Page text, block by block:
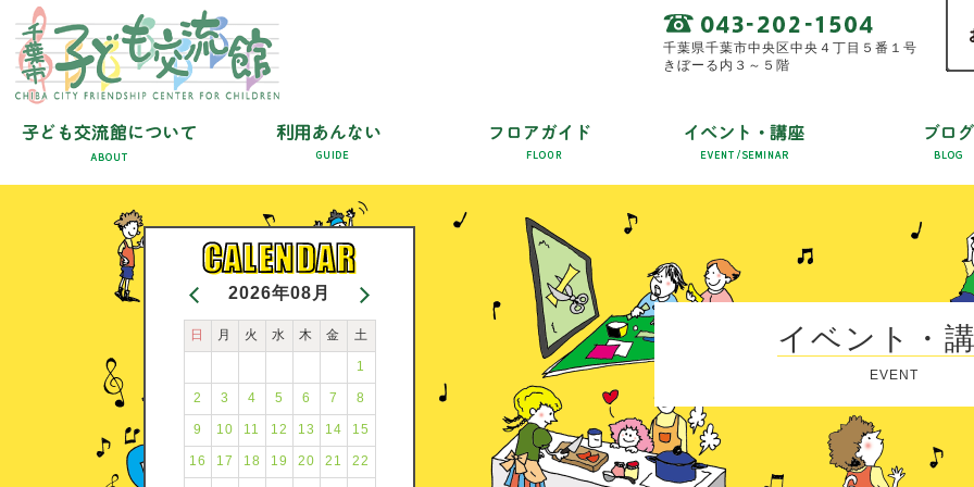
千葉県千葉市中央区中央４丁目５番１号
きぼーる内３～５階
イベント・
EVENT
2026年08月
日 月 火 水 木 金 土
1
2 3 4 5 6 7 8
9 10 11 12 13 14 15
16 17 18 19 20 21 22